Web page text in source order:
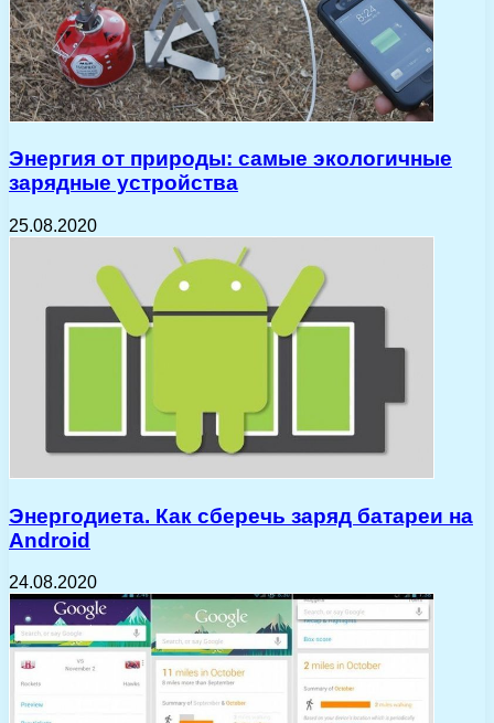
Энергия от природы: самые экологичные
зарядные устройства
25.08.2020
Энергодиета. Как сберечь заряд батареи на
Android
24.08.2020